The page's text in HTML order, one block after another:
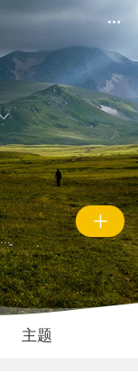
0
丝
0
关注
别灰心，人生就是这样起起落落落落落落落落 ...
主题